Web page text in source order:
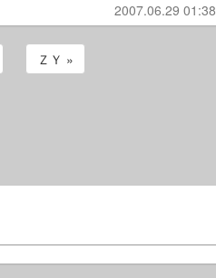
2007.06.29 01:38
ＺＹ »